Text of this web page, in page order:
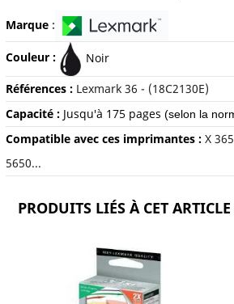
Marque:
Couleur : Noir
Références : Lexmark 36 - (18C2130E)
Capacité : Jusqu'à 175 pages (selon la
Compatible avec ces imprimantes : X
5650...
PRODUITS LIÉS À CET